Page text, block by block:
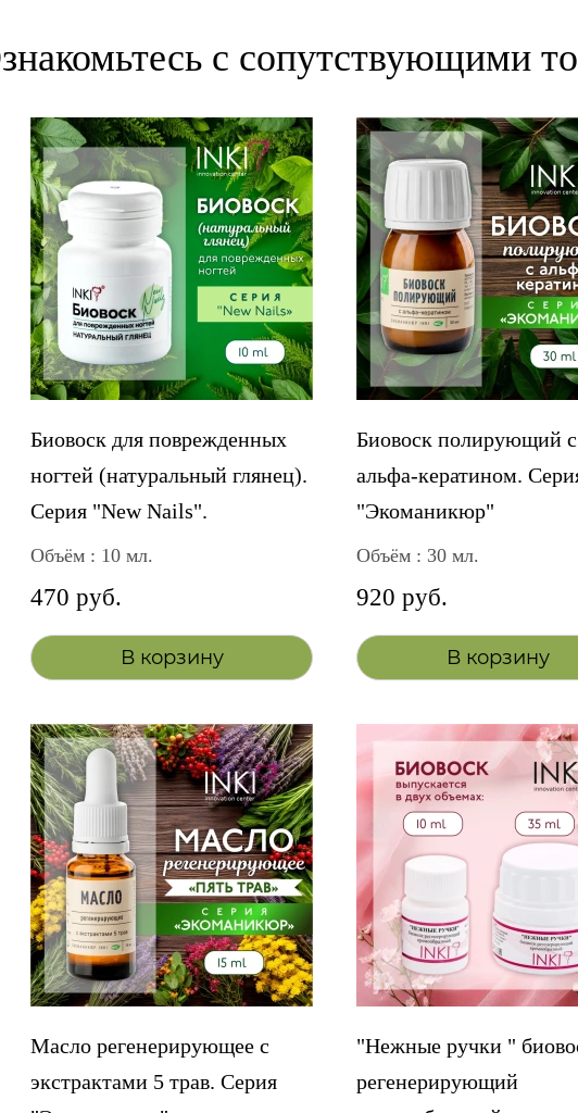
с сопутствующими
Биовоск для поврежденных
ногтей (натуральный глянец).
Серия "New Nails".
Объём : 10 мл.
470 руб.
В корзину
Биовоск полирующий с
альфа-кератином.
"Экоманикюр"
Объём : 30 мл.
920 руб.
В корзину
Масло регенерирующее с
экстрактами 5 трав. Серия
"Нежные ручки "
регенерирующий